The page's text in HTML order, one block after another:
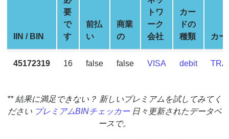
v2
BIN
CC
Generator
Banks
Card
IIN / BIN
要
で
す
前払
い
商業
の
トワ
ーク
会社
カー
ドの
種類
カ
45172319 16 false false VISA debit
** 結果に満足できない？ 新しいプレミアムを試してみてく
ださい プレミアムBINチェッカー日々更新されたデータベ
ースで。